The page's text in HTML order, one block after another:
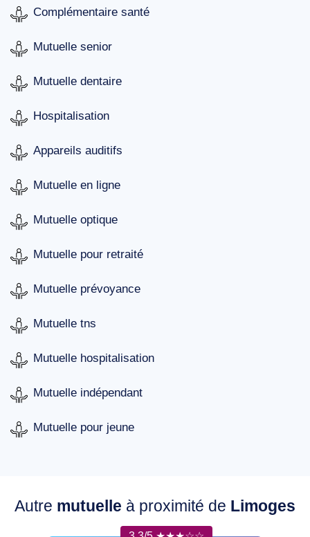
Complémentaire santé
Mutuelle senior
Mutuelle dentaire
Hospitalisation
Appareils auditifs
Mutuelle en ligne
Mutuelle optique
Mutuelle pour retraité
Mutuelle prévoyance
Mutuelle tns
Mutuelle hospitalisation
Mutuelle indépendant
Mutuelle pour jeune
Autre mutuelle à proximité de Limoges